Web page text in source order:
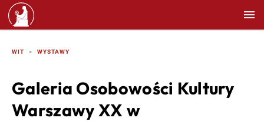
WIT WYSTAWY
Galeria Osobowości Kultury
Warszawy XX w